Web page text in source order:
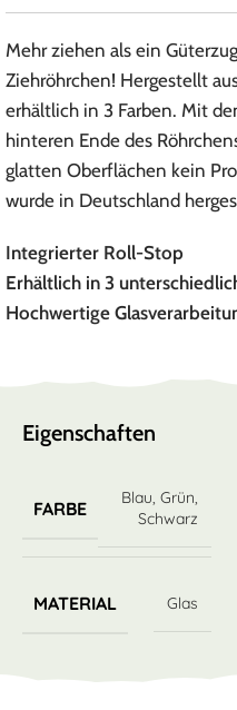
Mehr ziehen als ein
Ziehröhrchen! Hergestellt
erhältlich in 3 Farben. Mit
hinteren Ende des
glatten Oberflächen kein
wurde in Deutschland
Integrierter Roll-Stop
Erhältlich in 3
Hochwertige
Eigenschaften
FARBE Blau,Grün,
Schwarz
MATERIAL Glas